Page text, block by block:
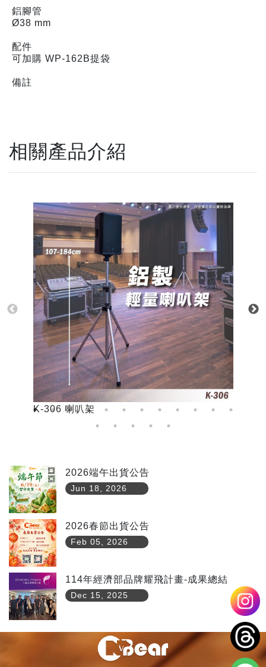
鋁腳管
Ø38 mm
配件
可加購 WP-162B提袋
備註
相關產品介紹
K-306 喇叭架
2026端午出貨公告
Jun 18, 2026
2026春節出貨公告
Feb 05, 2026
114年經濟部品牌耀飛計畫-成果總結
Dec 15, 2025